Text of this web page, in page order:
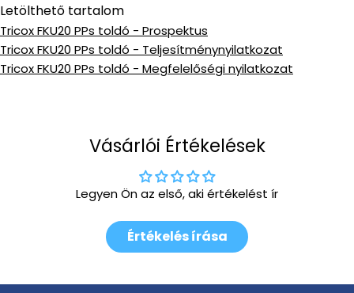
Letölthető tartalom
Tricox FKU20 PPs toldó - Prospektus
Tricox FKU20 PPs toldó - Teljesítménynyilatkozat
Tricox FKU20 PPs toldó - Megfelelőségi nyilatkozat
Vásárlói Értékelések
Legyen Ön az első, aki értékelést ír
Értékelés írása